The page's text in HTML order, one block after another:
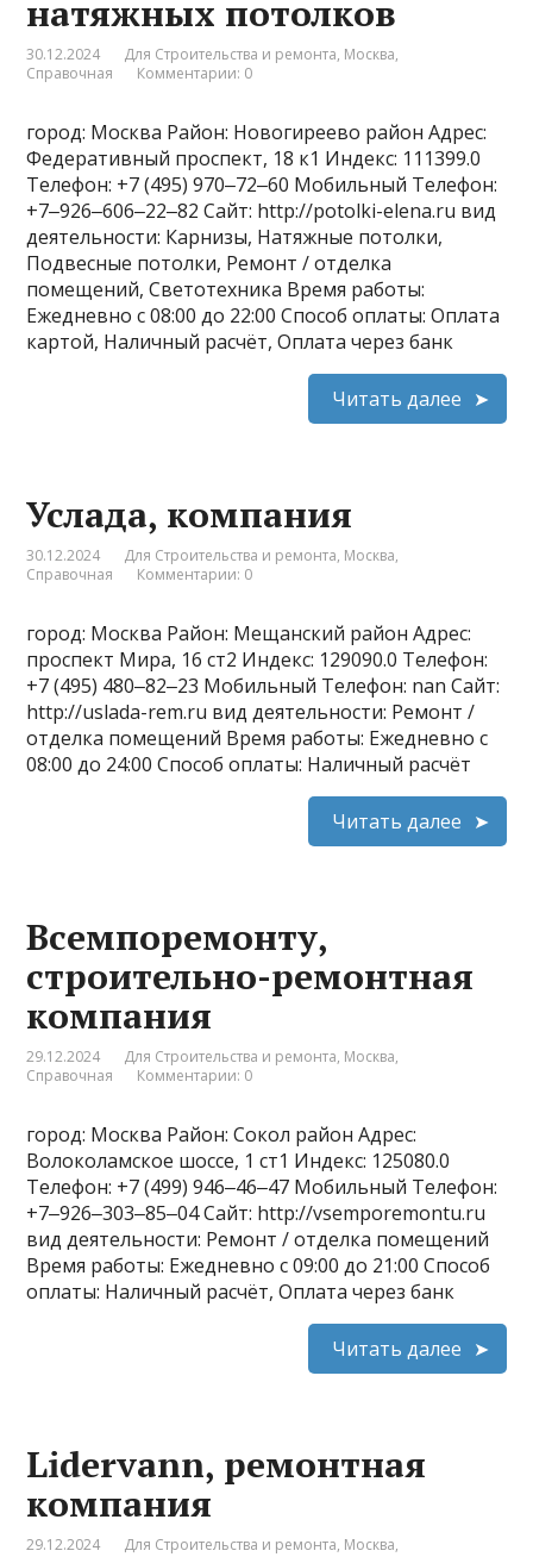
натяжных потолков
30.12.2024 Для Строительства и ремонта, Москва,
Справочная
Комментарии: 0
город: Москва Район: Новогиреево район Адрес:
Федеративный проспект, 18 к1 Индекс: 111399.0
Телефон: +7 (495) 970‒72‒60 Мобильный Телефон:
+7‒926‒606‒22‒82 Сайт: http://potolki-elena.ru вид
деятельности: Карнизы, Натяжные потолки,
Подвесные потолки, Ремонт / отделка
помещений, Светотехника Время работы:
Ежедневно с 08:00 до 22:00 Способ оплаты: Оплата
картой, Наличный расчёт, Оплата через банк
Читать далее
Услада, компания
30.12.2024 Для Строительства и ремонта, Москва,
Справочная
Комментарии: 0
город: Москва Район: Мещанский район Адрес:
проспект Мира, 16 ст2 Индекс: 129090.0 Телефон:
+7 (495) 480‒82‒23 Мобильный Телефон: nan Сайт:
http://uslada-rem.ru вид деятельности: Ремонт /
отделка помещений Время работы: Ежедневно с
08:00 до 24:00 Способ оплаты: Наличный расчёт
Читать далее
Всемпоремонту,
строительно-ремонтная
компания
29.12.2024 Для Строительства и ремонта, Москва,
Справочная
Комментарии: 0
город: Москва Район: Сокол район Адрес:
Волоколамское шоссе, 1 ст1 Индекс: 125080.0
Телефон: +7 (499) 946‒46‒47 Мобильный Телефон:
+7‒926‒303‒85‒04 Сайт: http://vsemporemontu.ru
вид деятельности: Ремонт / отделка помещений
Время работы: Ежедневно с 09:00 до 21:00 Способ
оплаты: Наличный расчёт, Оплата через банк
Читать далее
Lidervann, ремонтная
компания
29.12.2024 Для Строительства и ремонта, Москва,